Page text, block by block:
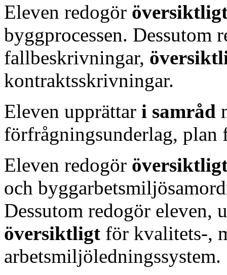
Eleven redogör
byggprocessen. Dessutom
fallbeskrivningar,
kontraktsskrivningar.
Eleven upprättar i samråd
förfrågningsunderlag, plan
Eleven redogör
och
Dessutom redogör eleven,
översiktligt för kvalitets-,
arbetsmiljöledningssystem.